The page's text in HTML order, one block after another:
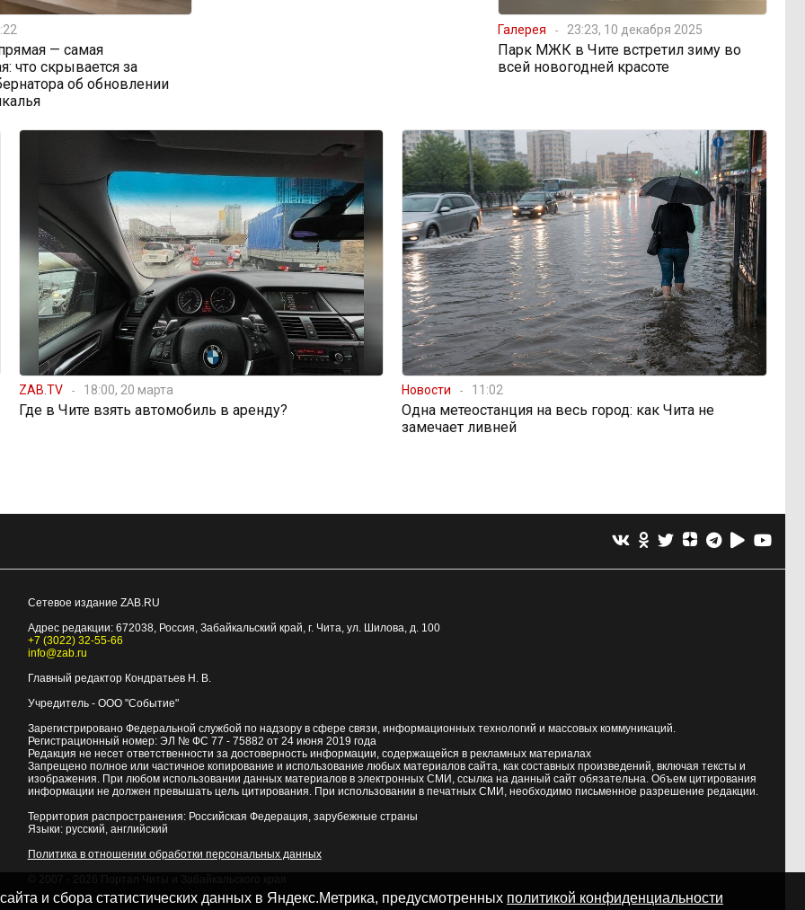
— самая
что скрывается за
об обновлении
Галерея 23:23, 10 декабря 2025
Парк МЖК в Чите встретил зиму во
всей новогодней красоте
ZAB.TV 18:00, 20 марта
Где в Чите взять автомобиль в аренду?
Новости 11:02
Одна метеостанция на весь город: как Чита не
замечает ливней
Сетевое издание ZAB.RU
Адрес редакции: 672038, Россия, Забайкальский край, г. Чита, ул. Шилова, д. 100
+7 (3022) 32-55-66
info@zab.ru
Главный редактор Кондратьев Н. В.
Учредитель - ООО "Событие"
Зарегистрировано Федеральной службой по надзору в сфере связи, информационных технологий и массовых коммуникаций.
Регистрационный номер: ЭЛ № ФС 77 - 75882 от 24 июня 2019 года
Редакция не несет ответственности за достоверность информации, содержащейся в рекламных материалах
Запрещено полное или частичное копирование и использование любых материалов сайта, как составных произведений, включая тексты и
изображения. При любом использовании данных материалов в электронных СМИ, ссылка на данный сайт обязательна. Объем цитирования
информации не должен превышать цель цитирования. При использовании в печатных СМИ, необходимо письменное разрешение редакции.
Территория распространения: Российская Федерация, зарубежные страны
Языки: русский, английский
Политика в отношении обработки персональных данных
и сбора статистических данных в Яндекс.Метрика, предусмотренных политикой конфиденциальности